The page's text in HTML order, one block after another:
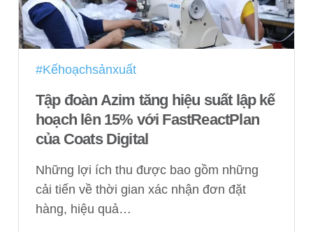
#Kếhoạchsảnxuất
Tập đoàn Azim tăng hiệu suất lập kế
hoạch lên 15% với FastReactPlan
của Coats Digital
Những lợi ích thu được bao gồm những
cải tiến về thời gian xác nhận đơn đặt
hàng, hiệu quả…